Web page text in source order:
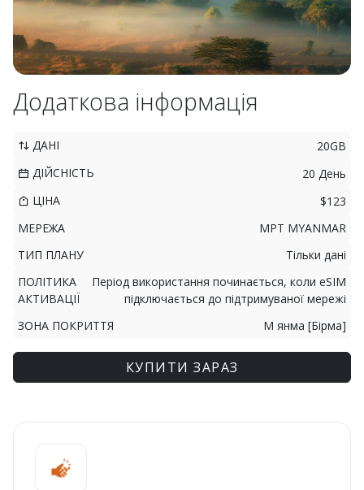
Додаткова інформація
ДАНІ
20GB
ДІЙСНІСТЬ
20 День
ЦІНА
$123
МЕРЕЖА
MPT MYANMAR
ТИП ПЛАНУ
Тільки дані
ПОЛІТИКА
АКТИВАЦІЇ
Період використання починається, коли eSIM
підключається до підтримуваної мережі
ЗОНА ПОКРИТТЯ
М янма [Бірма]
КУПИТИ ЗАРАЗ